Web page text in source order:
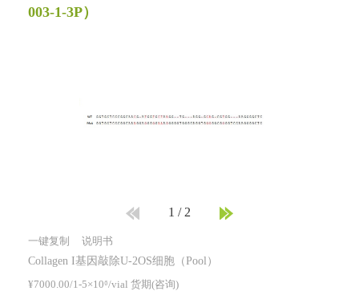
003-1-3P）
1 /2
一键复制 说明书
Collagen I基因敲除U-2OS细胞（Pool）
¥7000.00/1-5×10⁶/vial 货期(咨询)